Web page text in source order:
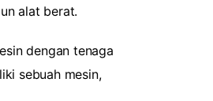
alat berat.
dengan tenaga
sebuah mesin,